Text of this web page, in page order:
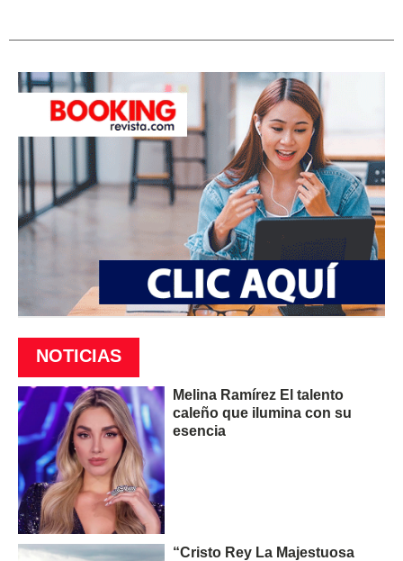
NOTICIAS
Melina Ramírez El talento
caleño que ilumina con su
esencia
“Cristo Rey La Majestuosa